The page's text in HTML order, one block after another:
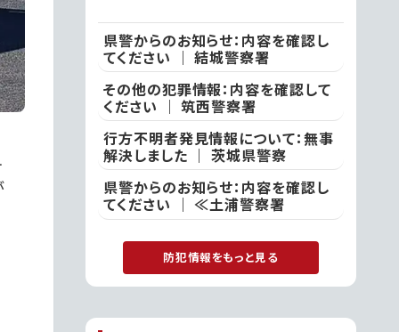
県警からのお知らせ：内容を確認し
てください ｜ 結城警察署
その他の犯罪情報：内容を確認して
ください ｜ 筑西警察署
行方不明者発見情報について：無事
解決しました ｜ 茨城県警察
県警からのお知らせ：内容を確認し
てください ｜ ≪土浦警察署
防犯情報をもっと見る